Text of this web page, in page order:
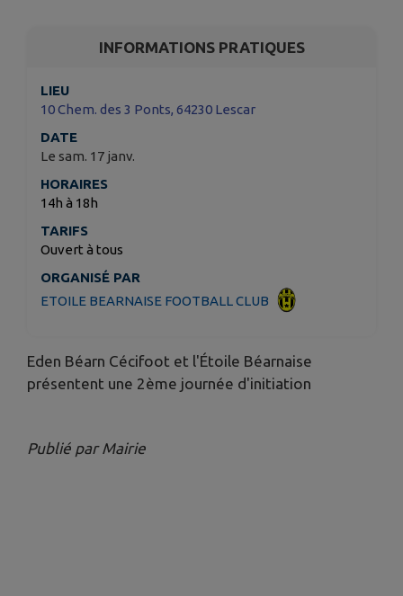
INFORMATIONS PRATIQUES
LIEU
10 Chem. des 3 Ponts, 64230 Lescar
DATE
Le sam. 17 janv.
HORAIRES
14h à 18h
TARIFS
Ouvert à tous
ORGANISÉ PAR
ETOILE BEARNAISE FOOTBALL CLUB
Eden Béarn Cécifoot et l'Étoile Béarnaise
présentent une 2ème journée d'initiation
Publié par Mairie